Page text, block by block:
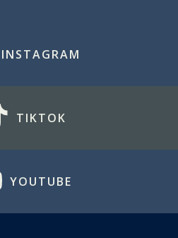
INSTAGRAM
TIKTOK
YOUTUBE